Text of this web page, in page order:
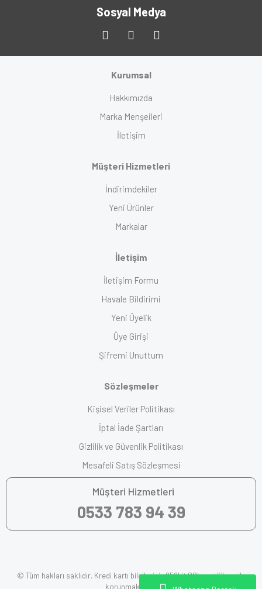
Sosyal Medya
Kurumsal
Hakkımızda
Marka Menşeileri
İletişim
Müşteri Hizmetleri
İndirimdekiler
Yeni Ürünler
Markalar
İletişim
İletişim Formu
Havale Bildirimi
Yeni Üyelik
Üye Girişi
Şifremi Unuttum
Sözleşmeler
Kişisel Veriler Politikası
İptal İade Şartları
Gizlilik ve Güvenlik Politikası
Mesafeli Satış Sözleşmesi
Müşteri Hizmetleri
0533 783 94 39
© Tüm hakları saklıdır. Kredi kartı bilgileriniz 256bit SSL sertifikası ile
korunmaktadır.